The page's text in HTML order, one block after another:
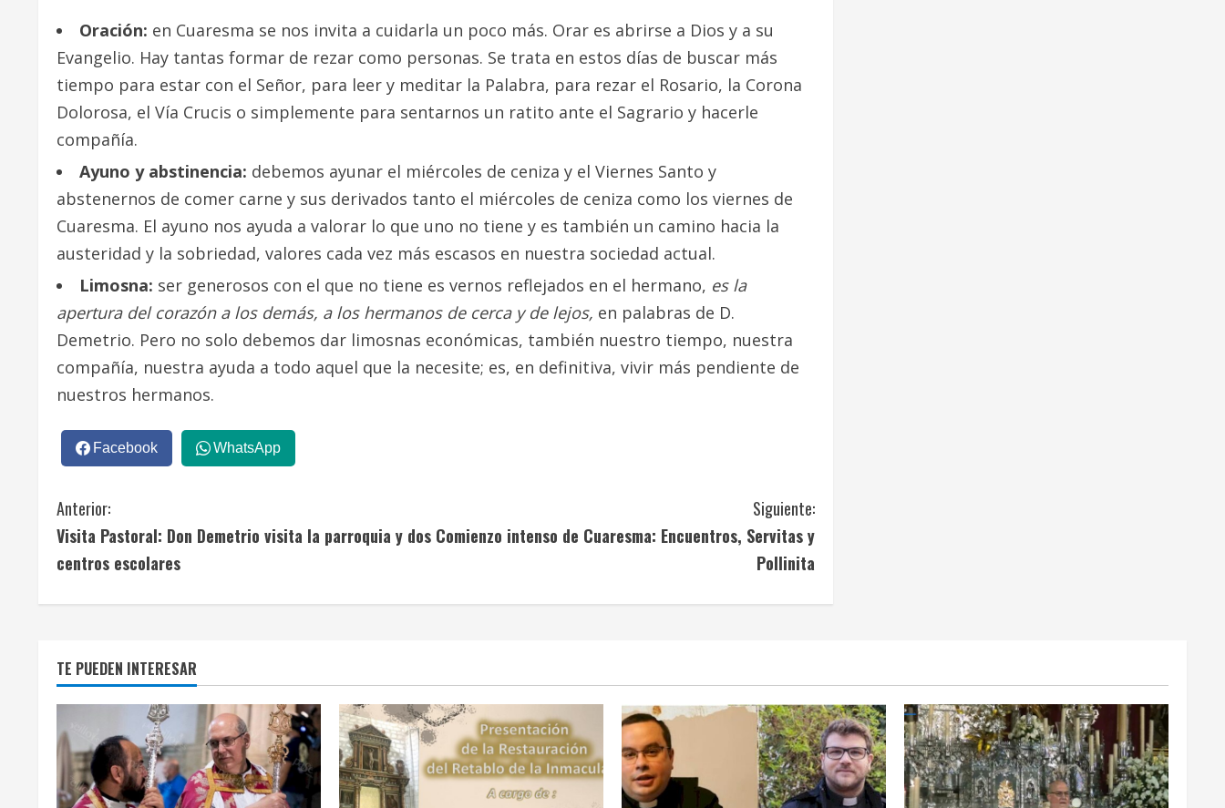
Oración: en Cuaresma se nos invita a cuidarla un poco más. Orar es abrirse a Dios y a su
Evangelio. Hay tantas formar de rezar como personas. Se trata en estos días de buscar más
tiempo para estar con el Señor, para leer y meditar la Palabra, para rezar el Rosario, la Corona
Dolorosa, el Vía Crucis o simplemente para sentarnos un ratito ante el Sagrario y hacerle
compañía.
Ayuno y abstinencia: debemos ayunar el miércoles de ceniza y el Viernes Santo y
abstenernos de comer carne y sus derivados tanto el miércoles de ceniza como los viernes de
Cuaresma. El ayuno nos ayuda a valorar lo que uno no tiene y es también un camino hacia la
austeridad y la sobriedad, valores cada vez más escasos en nuestra sociedad actual.
Limosna: ser generosos con el que no tiene es vernos reflejados en el hermano, es la
apertura del corazón a los demás, a los hermanos de cerca y de lejos, en palabras de D.
Demetrio. Pero no solo debemos dar limosnas económicas, también nuestro tiempo, nuestra
compañía, nuestra ayuda a todo aquel que la necesite; es, en definitiva, vivir más pendiente de
nuestros hermanos.
Facebook WhatsApp
S
i
e
l
e
y
Anterior:
Visita Pastoral: Don Demetrio visita la parroquia y dos
centros escolares
Siguiente:
Comienzo intenso de Cuaresma: Encuentros, Servitas y
Pollinita
TE PUEDEN INTERESAR